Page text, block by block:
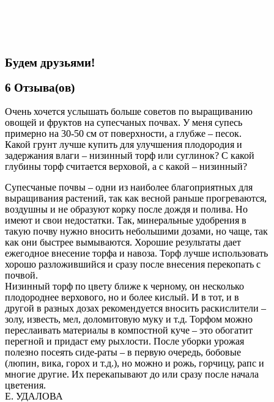
Будем друзьями!
6 Отзыва(ов)
Очень хочется услышать больше советов по выращиванию
овощей и фруктов на супесчаных почвах. У меня супесь
примерно на 30-50 см от поверхности, а глубже – песок.
Какой грунт лучше купить для улучшения плодородия и
задержания влаги – низинный торф или суглинок? С какой
глубины торф считается верховой, а с какой – низинный?
Супесчаные почвы – одни из наиболее благоприятных для
выращивания растений, так как весной раньше прогреваются,
воздушны и не образуют корку после дождя и полива. Но
имеют и свои недостатки. Так, минеральные удобрения в
такую почву нужно вносить небольшими дозами, но чаще, так
как они быстрее вымываются. Хорошие результаты дает
ежегодное внесение торфа и навоза. Торф лучше использовать
хорошо разложившийся и сразу после внесения перекопать с
почвой.
Низинный торф по цвету ближе к черному, он несколько
плодороднее верхового, но и более кислый. И в тот, и в
другой в разных дозах рекомендуется вносить раскислители –
золу, известь, мел, доломитовую муку и т.д. Торфом можно
переслаивать материалы в компостной куче – это обогатит
перегной и придаст ему рыхлости. После уборки урожая
полезно посеять сиде-раты – в первую очередь, бобовые
(люпин, вика, горох и т.д.), но можно и рожь, горчицу, рапс и
многие другие. Их перекапывают до или сразу после начала
цветения.
Е. УДАЛОВА